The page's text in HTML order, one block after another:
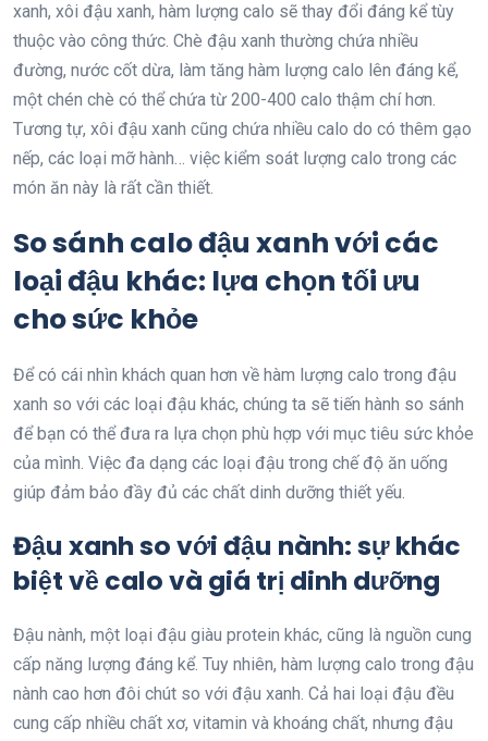
xanh, xôi đậu xanh, hàm lượng calo sẽ thay đổi đáng kể tùy
thuộc vào công thức. Chè đậu xanh thường chứa nhiều
đường, nước cốt dừa, làm tăng hàm lượng calo lên đáng kể,
một chén chè có thể chứa từ 200-400 calo thậm chí hơn.
Tương tự, xôi đậu xanh cũng chứa nhiều calo do có thêm gạo
nếp, các loại mỡ hành… việc kiểm soát lượng calo trong các
món ăn này là rất cần thiết.
So sánh calo đậu xanh với các
loại đậu khác: lựa chọn tối ưu
cho sức khỏe
Để có cái nhìn khách quan hơn về hàm lượng calo trong đậu
xanh so với các loại đậu khác, chúng ta sẽ tiến hành so sánh
để bạn có thể đưa ra lựa chọn phù hợp với mục tiêu sức khỏe
của mình. Việc đa dạng các loại đậu trong chế độ ăn uống
giúp đảm bảo đầy đủ các chất dinh dưỡng thiết yếu.
Đậu xanh so với đậu nành: sự khác
biệt về calo và giá trị dinh dưỡng
Đậu nành, một loại đậu giàu protein khác, cũng là nguồn cung
cấp năng lượng đáng kể. Tuy nhiên, hàm lượng calo trong đậu
nành cao hơn đôi chút so với đậu xanh. Cả hai loại đậu đều
cung cấp nhiều chất xơ, vitamin và khoáng chất, nhưng đậu